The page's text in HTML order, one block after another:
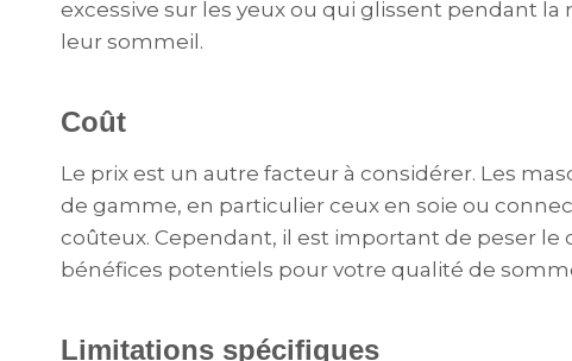
excessive sur les yeux ou qui glissent pendant
leur sommeil.
Coût
Le prix est un autre facteur à considérer. Les
de gamme, en particulier ceux en soie ou
coûteux. Cependant, il est important de peser le
bénéfices potentiels pour votre qualité de
Limitations spécifiques